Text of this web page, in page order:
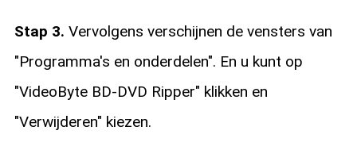
Stap 3. Vervolgens verschijnen de vensters van
"Programma's en onderdelen". En u kunt op
"VideoByte BD-DVD Ripper" klikken en
"Verwijderen" kiezen.